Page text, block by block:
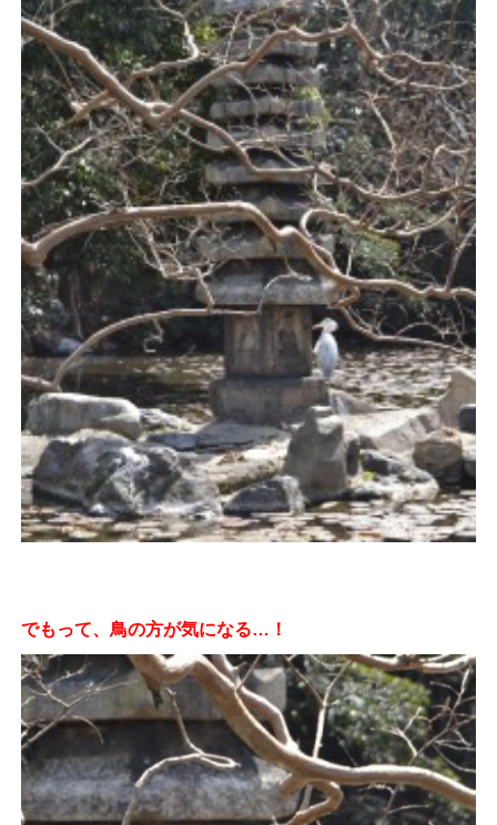
でもって、鳥の方が気になる…！